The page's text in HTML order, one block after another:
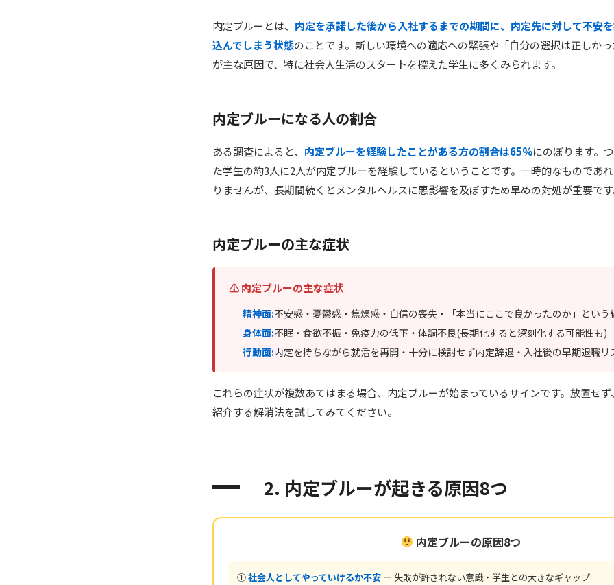
内定ブルーとは、 内定を承諾した後から入社するまでの期間に、内定先に対して不安
込んでしまう状態のことです。新しい環境への適応への緊張や「自分の選択は正しか
が主な原因で、特に社会人生活のスタートを控えた学生に多くみられます。
内定ブルーになる人の割合
ある調査によると、 内定ブルーを経験したことがある方の割合は65%にのぼります。
た学生の約3人に2人が内定ブルーを経験しているということです。一時的なものであ
りませんが、長期間続くとメンタルヘルスに悪影響を及ぼすため早めの対処が重要で
内定ブルーの主な症状
⚠ 内定ブルーの主な症状
精神面:不安感・憂鬱感・焦燥感・自信の喪失・「本当にここで良かったのか」という
身体面:不眠・食欲不振・免疫力の低下・体調不良(長期化すると深刻化する可能性も)
行動面:内定を持ちながら就活を再開・十分に検討せず内定辞退・入社後の早期退職リ
これらの症状が複数あてはまる場合、内定ブルーが始まっているサインです。放置せ
紹介する解消法を試してみてください。
2. 内定ブルーが起きる原因8つ
内定ブルーの原因8つ
①社会人としてやっていけるか不安— 失敗が許されない意識・学生との大きなギャップ